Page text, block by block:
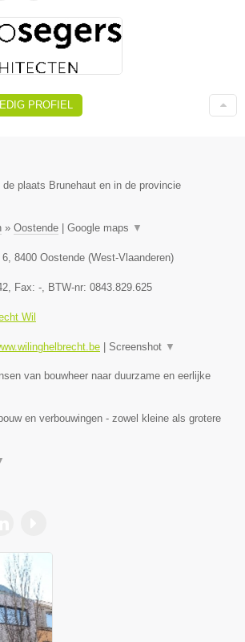
PROFIEL
de plaats Brunehaut en in de provincie
» Oostende Google maps ▼
6, 8400 Oostende (West-Vlaanderen)
, Fax: -, BTW-nr: 0843.829.625
Wil
Screenshot ▼
van bouwheer naar duurzame en eerlijke
en verbouwingen - zowel kleine als grotere